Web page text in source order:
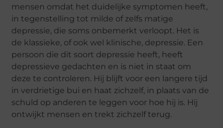
mensen omdat het duidelijke symptomen heeft,
in tegenstelling tot milde of zelfs matige
depressie, die soms onbemerkt verloopt. Het is
de klassieke, of ook wel klinische, depressie. Een
persoon die dit soort depressie heeft, heeft
depressieve gedachten en is niet in staat om
deze te controleren. Hij blijft voor een langere tijd
in verdrietige bui en haat zichzelf, in plaats van de
schuld op anderen te leggen voor hoe hij is. Hij
ontwijkt mensen en trekt zichzelf terug.